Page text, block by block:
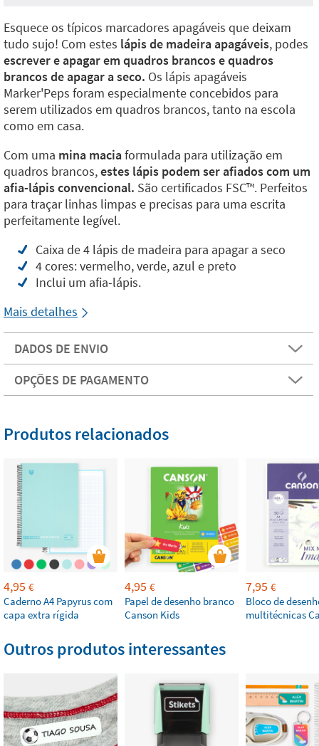
Esquece os típicos marcadores apagáveis que deixam
tudo sujo! Com estes lápis de madeira apagáveis, podes
escrever e apagar em quadros brancos e quadros
brancos de apagar a seco. Os lápis apagáveis
Marker'Peps foram especialmente concebidos para
serem utilizados em quadros brancos, tanto na escola
como em casa.
Com uma mina maciaformulada para utilização em
quadros brancos,estes lápis podem ser afiados com um
afia-lápis convencional. São certificados FSC™️. Perfeitos
para traçar linhas limpas e precisas para uma escrita
perfeitamente legível.
Caixa de 4 lápis de madeira para apagar a seco
4 cores: vermelho, verde, azul e preto
Inclui um afia-lápis.
Mais detalhes
DADOS DE ENVIO
OPÇÕES DE PAGAMENTO
Produtos relacionados
4,95 €
Caderno A4 Papyrus com
capa extra rígida
4,95 €
Papel de desenho branco
Canson Kids
7,95 €
Bloco de
multitécnicas
Outros produtos interessantes